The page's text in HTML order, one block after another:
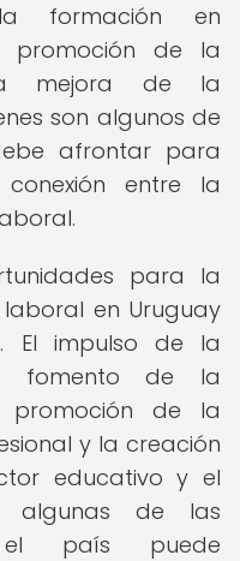
formación en
promoción de la
mejora de la
son algunos de
afrontar para
entre la
para la
en Uruguay
El impulso de la
fomento de la
promoción de la
y la creación
educativo y el
algunas de las
el país puede